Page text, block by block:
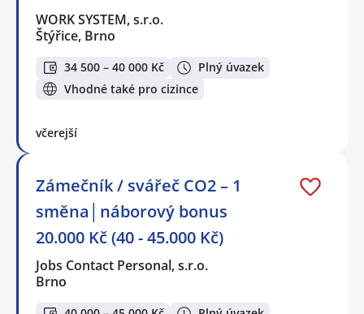
WORK SYSTEM, s.r.o.
Štýřice, Brno
34 500 – 40 000 Kč
Plný úvazek
Vhodné také pro cizince
včerejší
Zámečník / svářeč CO2 – 1
směna│náborový bonus
20.000 Kč (40 - 45.000 Kč)
Jobs Contact Personal, s.r.o.
Brno